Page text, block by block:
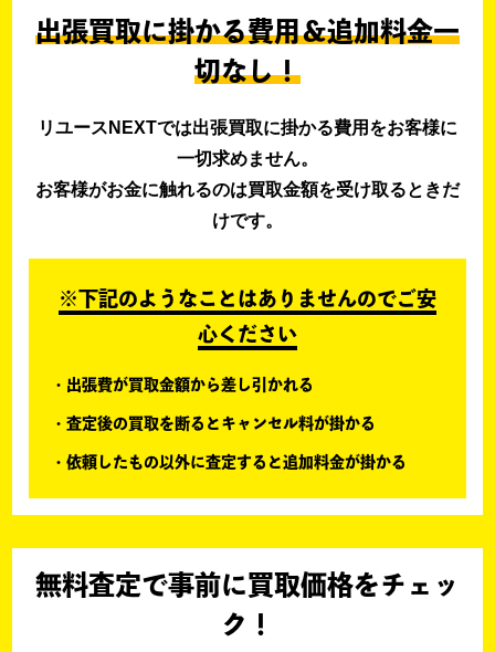
出張買取に掛かる費用＆追加料金一
切なし！
リユースNEXTでは出張買取に掛かる費用をお客様に
一切求めません。
お客様がお金に触れるのは買取金額を受け取るときだ
けです。
※下記のようなことはありませんのでご安
心ください
出張費が買取金額から差し引かれる
査定後の買取を断るとキャンセル料が掛かる
依頼したもの以外に査定すると追加料金が掛かる
無料査定で事前に買取価格をチェッ
ク！